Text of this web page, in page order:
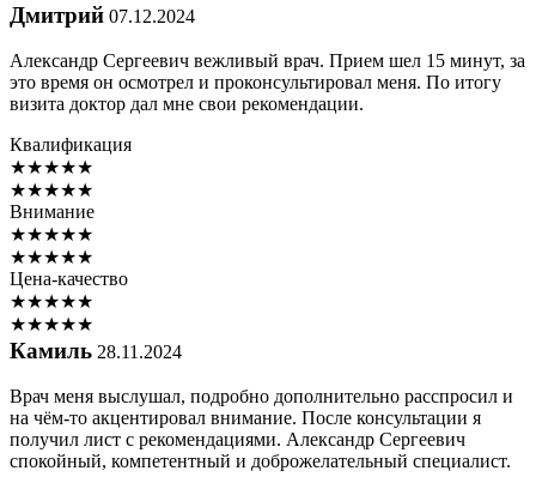
Дмитрий 07.12.2024
Александр Сергеевич вежливый врач. Прием шел 15 минут, за
это время он осмотрел и проконсультировал меня. По итогу
визита доктор дал мне свои рекомендации.
Квалификация
★★★★★
★★★★★
Внимание
★★★★★
★★★★★
Цена-качество
★★★★★
★★★★★
Камиль 28.11.2024
Врач меня выслушал, подробно дополнительно расспросил и
на чём-то акцентировал внимание. После консультации я
получил лист с рекомендациями. Александр Сергеевич
спокойный, компетентный и доброжелательный специалист.